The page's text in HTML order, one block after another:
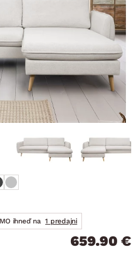
ihneď na 1 predajni
659.90 €